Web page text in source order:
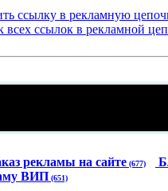
рекламы на сайте (677)
ВИП (651)